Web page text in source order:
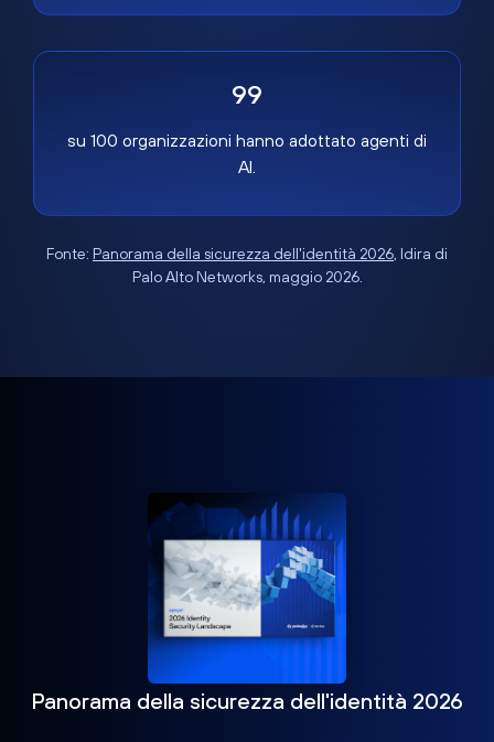
99
su 100 organizzazioni hanno adottato agenti di
AI.
Fonte: Panorama della sicurezza dell'identità 2026, Idira di
Palo Alto Networks, maggio 2026.
Panorama della sicurezza dell'identità 2026